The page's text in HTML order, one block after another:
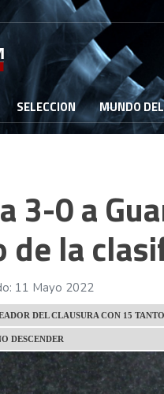
SELECCION MUNDO
3-0 a
de la
11 Mayo 2022
DEL CLAUSURA CON 15
DESCENDER